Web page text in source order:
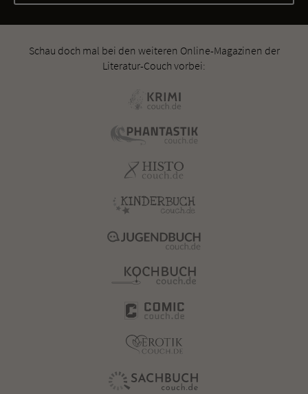
Schau doch mal bei den weiteren Online-Magazinen der
Literatur-Couch vorbei: